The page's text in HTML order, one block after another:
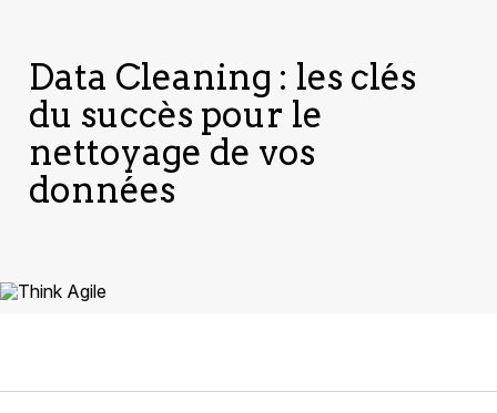
Data Cleaning : les clés
du succès pour le
nettoyage de vos
données